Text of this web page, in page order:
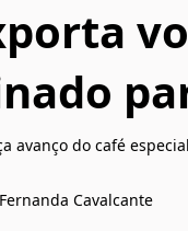
avanço do café
Cavalcante